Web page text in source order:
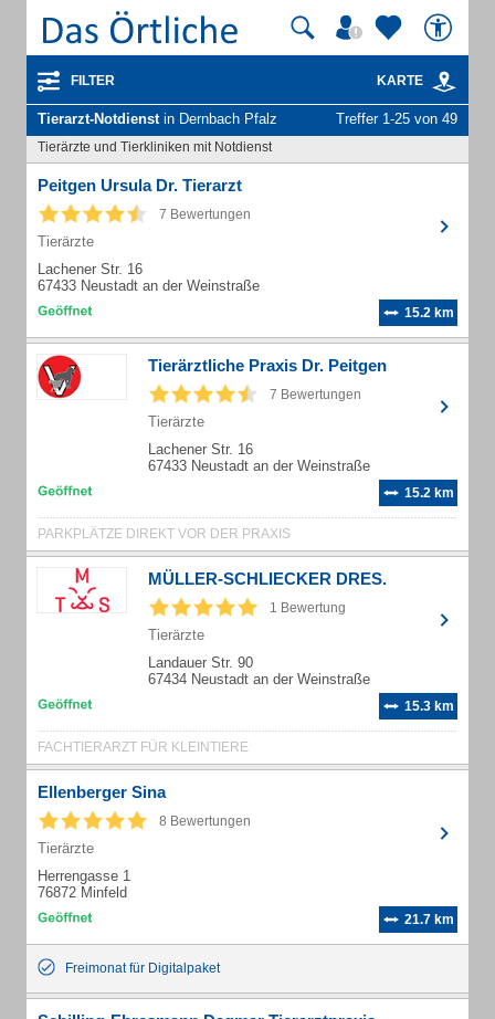
FILTER KARTE
Tierarzt-Notdienstin Dernbach Pfalz Treffer 1-25 von 49
Tierärzte und Tierkliniken mit Notdienst
Peitgen Ursula Dr. Tierarzt
7 Bewertungen
Tierärzte
Lachener Str. 16
67433 Neustadt an der Weinstraße
15.2 km
Tierärztliche Praxis Dr. Peitgen
7 Bewertungen
Tierärzte
Lachener Str. 16
67433 Neustadt an der Weinstraße
15.2 km
PARKPLÄTZE DIREKT VOR DER PRAXIS
MÜLLER-SCHLIECKER DRES.
1 Bewertung
Tierärzte
Landauer Str. 90
67434 Neustadt an der Weinstraße
15.3 km
FACHTIERARZT FÜR KLEINTIERE
Ellenberger Sina
8 Bewertungen
Tierärzte
Herrengasse 1
76872 Minfeld
21.7 km
Freimonat für Digitalpaket